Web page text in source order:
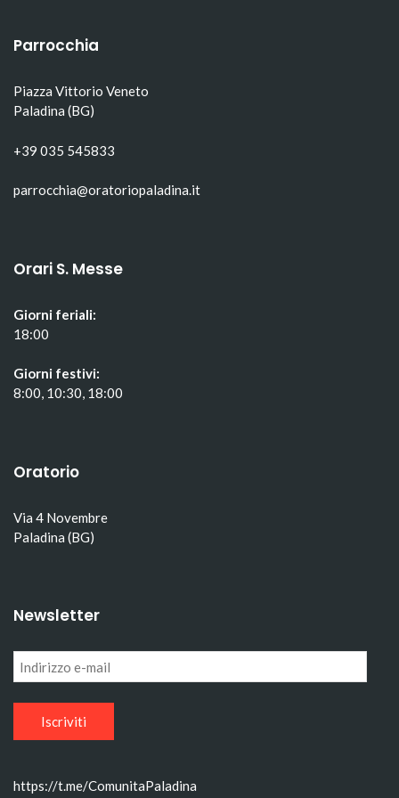
Parrocchia
Piazza Vittorio Veneto
Paladina (BG)
+39 035 545833
parrocchia@oratoriopaladina.it
Orari S. Messe
Giorni feriali:
18:00
Giorni festivi:
8:00, 10:30, 18:00
Oratorio
Via 4 Novembre
Paladina (BG)
Newsletter
Indirizzo
e-
mail
https://t.me/ComunitaPaladina